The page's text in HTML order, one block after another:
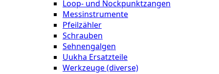
Loop- und Nockpunktzangen
Messinstrumente
Pfeilzähler
Schrauben
Sehnengalgen
Uukha Ersatzteile
Werkzeuge (diverse)